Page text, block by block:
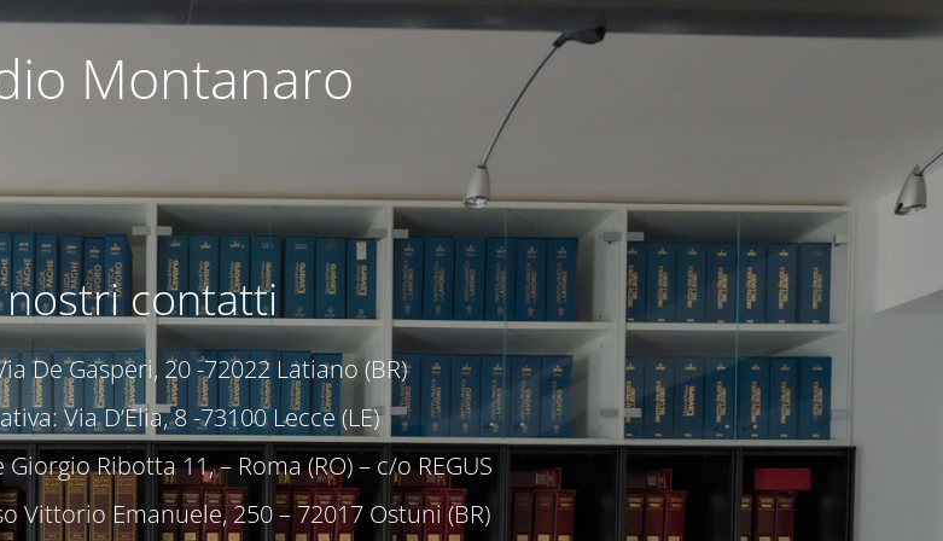
Montanaro
contatti
De Gasperi, 20 -72022 Latiano (BR)
Via D’Elia, 8 -73100 Lecce (LE)
Ribotta 11, – Roma (RO) – c/o REGUS
Vittorio Emanuele, 250 – 72017 Ostuni (BR)